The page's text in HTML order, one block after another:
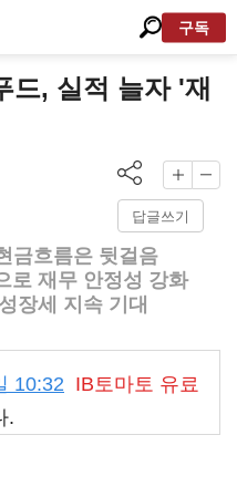
구독
드, 실적 늘자 '재
답글쓰기
금흐름은 뒷걸음
로 재무 안정성 강화
장세 지속 기대
10:32 IB토마토 유료
.